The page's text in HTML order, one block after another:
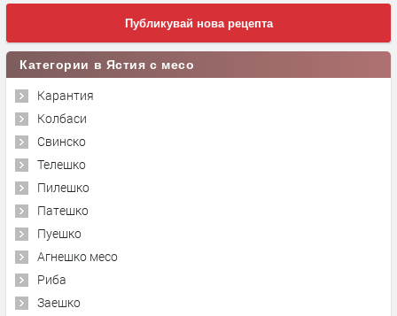
Публикувай нова рецепта
Категории в Ястия с месо
Карантия
Колбаси
Свинско
Телешко
Пилешко
Патешко
Пуешко
Агнешко месо
Риба
Заешко